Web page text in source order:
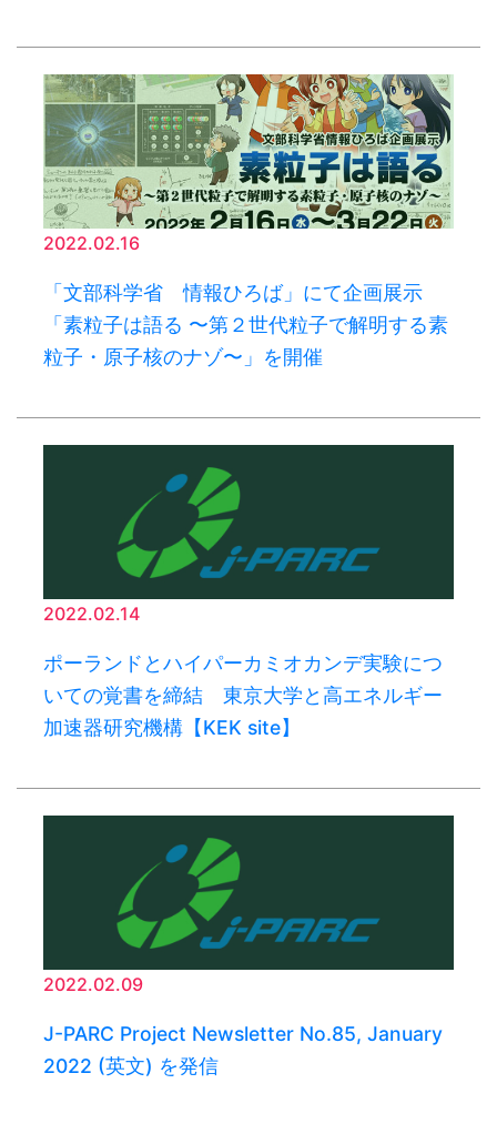
2022.02.16
「文部科学省 情報ひろば」にて企画展示
「素粒子は語る 〜第２世代粒子で解明する素
粒子・原子核のナゾ〜」を開催
2022.02.14
ポーランドとハイパーカミオカンデ実験につ
いての覚書を締結 東京大学と高エネルギー
加速器研究機構【KEK site】
2022.02.09
J-PARC Project Newsletter No.85, January
2022 (英文) を発信